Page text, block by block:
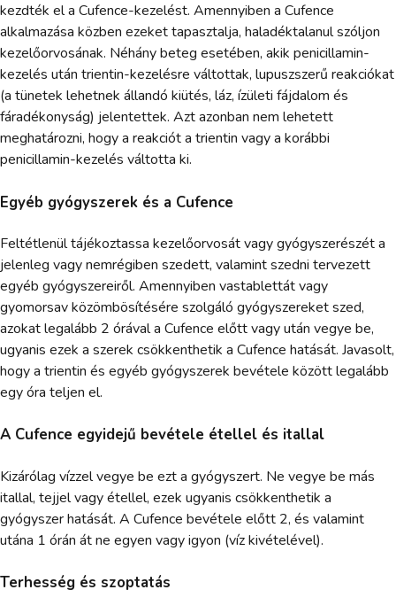
kezdték el a Cufence-kezelést. Amennyiben a Cufence
alkalmazása közben ezeket tapasztalja, haladéktalanul szóljon
kezelőorvosának. Néhány beteg esetében, akik penicillamin-
kezelés után trientin-kezelésre váltottak, lupuszszerű reakciókat
(a tünetek lehetnek állandó kiütés, láz, ízületi fájdalom és
fáradékonyság) jelentettek. Azt azonban nem lehetett
meghatározni, hogy a reakciót a trientin vagy a korábbi
penicillamin-kezelés váltotta ki.
Egyéb gyógyszerek és a Cufence
Feltétlenül tájékoztassa kezelőorvosát vagy gyógyszerészét a
jelenleg vagy nemrégiben szedett, valamint szedni tervezett
egyéb gyógyszereiről. Amennyiben vastablettát vagy
gyomorsav közömbösítésére szolgáló gyógyszereket szed,
azokat legalább 2 órával a Cufence előtt vagy után vegye be,
ugyanis ezek a szerek csökkenthetik a Cufence hatását. Javasolt,
hogy a trientin és egyéb gyógyszerek bevétele között legalább
egy óra teljen el.
A Cufence egyidejű bevétele étellel és itallal
Kizárólag vízzel vegye be ezt a gyógyszert. Ne vegye be más
itallal, tejjel vagy étellel, ezek ugyanis csökkenthetik a
gyógyszer hatását. A Cufence bevétele előtt 2, és valamint
utána 1 órán át ne egyen vagy igyon (víz kivételével).
Terhesség és szoptatás